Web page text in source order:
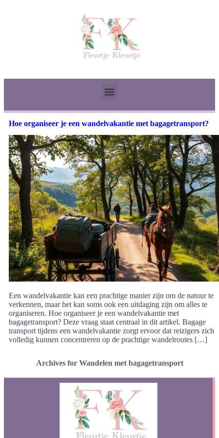
Hoe organiseer je een wandelvakantie met bagagetransport?
Een wandelvakantie kan een prachtige manier zijn om de natuur te
verkennen, maar het kan soms ook een uitdaging zijn om alles te
organiseren. Hoe organiseer je een wandelvakantie met
bagagetransport? Deze vraag staat centraal in dit artikel. Bagage
transport tijdens een wandelvakantie zorgt ervoor dat reizigers zich
volledig kunnen concentreren op de prachtige wandelroutes […]
Archives for Wandelen met bagagetransport